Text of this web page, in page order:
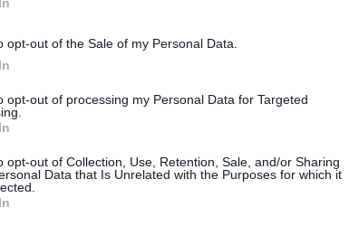
opt-out of the Sale of my Personal Data.
opt-out of processing my Personal Data for Targeted
opt-out of Collection, Use, Retention, Sale, and/or Sharing
Data that Is Unrelated with the Purposes for which it
είναι να κρατήσουμε ζωντανό τον δίαυλο
με κάθε τρόπο.
πραγματοποιηθεί από τις 24 Ιουνίου έως
της Θεσσαλονίκης και στις
οι υγειονομικές συνθήκες. Τότε θα
μας τμήματα, αλλά και τα ελληνικά
προγράμματος θα είναι διαθέσιμες και